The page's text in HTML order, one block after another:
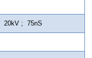
20kV ; 75nS